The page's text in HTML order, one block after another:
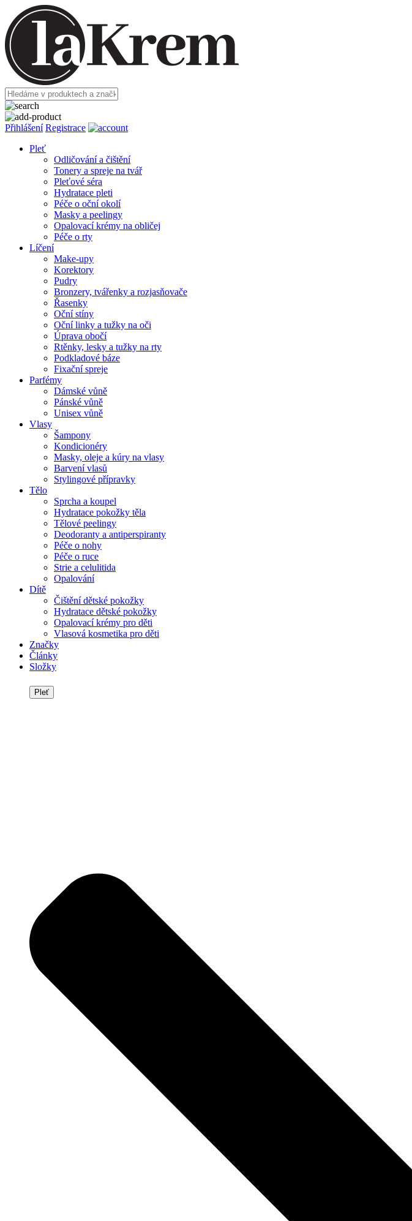
Přihlášení Registrace
Pleť
Odličování a čištění
Tonery a spreje na tvář
Pleťové séra
Hydratace pleti
Péče o oční okolí
Masky a peelingy
Opalovací krémy na obličej
Péče o rty
Líčení
Make-upy
Korektory
Pudry
Bronzery, tvářenky a rozjasňovače
Řasenky
Oční stíny
Oční linky a tužky na oči
Úprava obočí
Rtěnky, lesky a tužky na rty
Podkladové báze
Fixační spreje
Parfémy
Dámské vůně
Pánské vůně
Unisex vůně
Vlasy
Šampony
Kondicionéry
Masky, oleje a kúry na vlasy
Barvení vlasů
Stylingové přípravky
Tělo
Sprcha a koupel
Hydratace pokožky těla
Tělové peelingy
Deodoranty a antiperspiranty
Péče o nohy
Péče o ruce
Strie a celulitida
Opalování
Dítě
Čištění dětské pokožky
Hydratace dětské pokožky
Opalovací krémy pro děti
Vlasová kosmetika pro děti
Značky
Články
Složky
Pleť